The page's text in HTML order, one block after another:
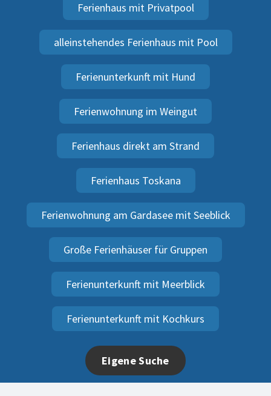
Ferienhaus mit Privatpool
alleinstehendes Ferienhaus mit Pool
Ferienunterkunft mit Hund
Ferienwohnung im Weingut
Ferienhaus direkt am Strand
Ferienhaus Toskana
Ferienwohnung am Gardasee mit Seeblick
Große Ferienhäuser für Gruppen
Ferienunterkunft mit Meerblick
Ferienunterkunft mit Kochkurs
Eigene Suche